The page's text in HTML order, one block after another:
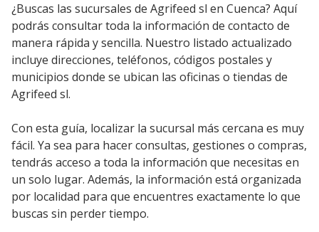
¿Buscas las sucursales de Agrifeed sl en Cuenca? Aquí
podrás consultar toda la información de contacto de
manera rápida y sencilla. Nuestro listado actualizado
incluye direcciones, teléfonos, códigos postales y
municipios donde se ubican las oficinas o tiendas de
Agrifeed sl.
Con esta guía, localizar la sucursal más cercana es muy
fácil. Ya sea para hacer consultas, gestiones o compras,
tendrás acceso a toda la información que necesitas en
un solo lugar. Además, la información está organizada
por localidad para que encuentres exactamente lo que
buscas sin perder tiempo.